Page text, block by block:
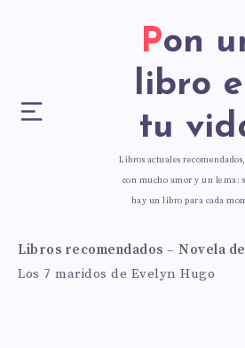
Pon un
libro
tu
Libros actuales
con mucho amor y un lema:
hay un libro para cada
Libros recomendados – Novela
Los 7 maridos de Evelyn Hugo